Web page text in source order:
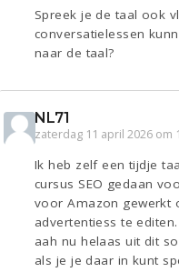
Spreek je de taal ook
conversatielessen
naar de taal?
NL71
zaterdag 11 april 2026 om
Ik heb zelf een tijdje
cursus SEO gedaan
voor Amazon gewerkt
advertentiess te
aah nu helaas uit dit
als je je daar in kunt